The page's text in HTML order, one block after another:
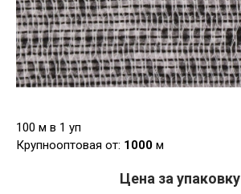
100 м в 1 уп
Крупнооптовая от: 1000 м
Цена за упаковку